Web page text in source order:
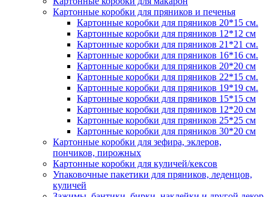
Картонные коробки для пряников и печенья
Картонные коробки для пряников 20*15 см.
Картонные коробки для пряников 12*12 см
Картонные коробки для пряников 21*21 см.
Картонные коробки для пряников 16*16 см.
Картонные коробки для пряников 20*20 см
Картонные коробки для пряников 22*15 см.
Картонные коробки для пряников 19*19 см.
Картонные коробки для пряников 15*15 см
Картонные коробки для пряников 12*20 см
Картонные коробки для пряников 25*25 см
Картонные коробки для пряников 30*20 см
Картонные коробки для зефира, эклеров,
пончиков, пирожных
Картонные коробки для куличей/кексов
Упаковочные пакетики для пряников, леденцов,
куличей